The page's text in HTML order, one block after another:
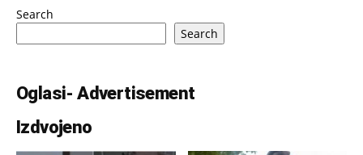
Search
Search
Oglasi- Advertisement
Izdvojeno